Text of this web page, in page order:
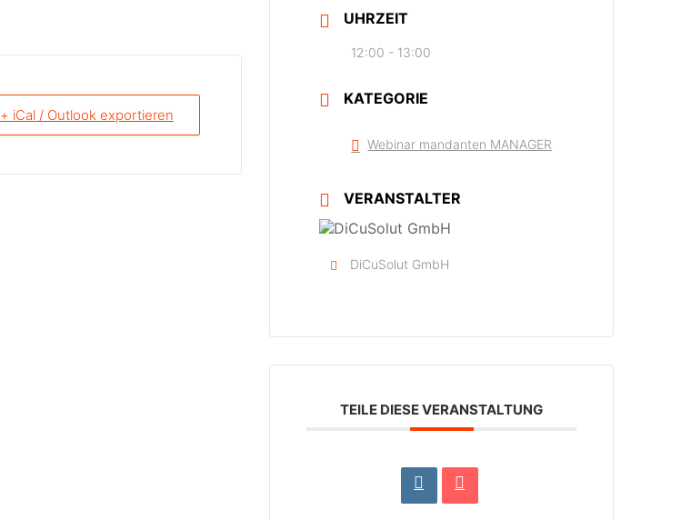
+ iCal / Outlook exportieren
UHRZEIT
12:00 - 13:00
KATEGORIE
Webinar mandanten MANAGER
VERANSTALTER
DiCuSolut GmbH
TEILE DIESE VERANSTALTUNG